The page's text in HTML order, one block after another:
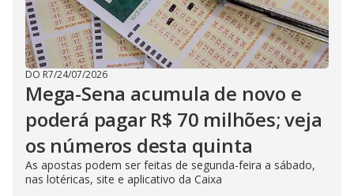
DO R7/24/07/2026
Mega-Sena acumula de novo e
poderá pagar R$ 70 milhões; veja
os números desta quinta
As apostas podem ser feitas de segunda-feira a sábado,
nas lotéricas, site e aplicativo da Caixa